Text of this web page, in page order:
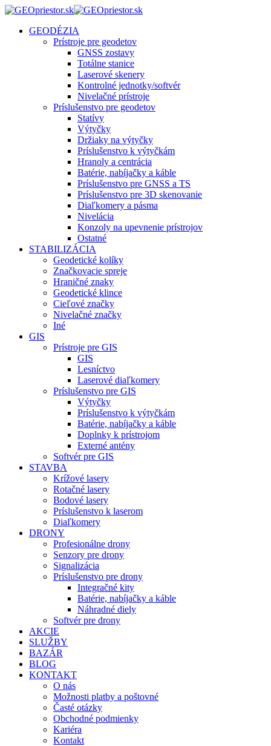
GEODÉZIA
Prístroje pre geodetov
GNSS zostavy
Totálne stanice
Laserové skenery
Kontrolné jednotky/softvér
Nivelačné prístroje
Príslušenstvo pre geodetov
Statívy
Výtyčky
Držiaky na výtyčky
Príslušenstvo k výtyčkám
Hranoly a centrácia
Batérie, nabíjačky a káble
Príslušenstvo pre GNSS a TS
Príslušenstvo pre 3D skenovanie
Diaľkomery a pásma
Nivelácia
Konzoly na upevnenie prístrojov
Ostatné
STABILIZÁCIA
Geodetické kolíky
Značkovacie spreje
Hraničné znaky
Geodetické klince
Cieľové značky
Nivelačné značky
Iné
GIS
Prístroje pre GIS
GIS
Lesníctvo
Laserové diaľkomery
Príslušenstvo pre GIS
Výtyčky
Príslušenstvo k výtyčkám
Batérie, nabíjačky a káble
Doplnky k prístrojom
Externé antény
Softvér pre GIS
STAVBA
Krížové lasery
Rotačné lasery
Bodové lasery
Príslušenstvo k laserom
Diaľkomery
DRONY
Profesionálne drony
Senzory pre drony
Signalizácia
Príslušenstvo pre drony
Integračné kity
Batérie, nabíjačky a káble
Náhradné diely
Softvér pre drony
AKCIE
SLUŽBY
BAZÁR
BLOG
KONTAKT
O nás
Možnosti platby a poštovné
Časté otázky
Obchodné podmienky
Kariéra
Kontakt